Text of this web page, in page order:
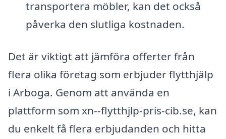
transportera möbler, kan det också
påverka den slutliga kostnaden.
Det är viktigt att jämföra offerter från
flera olika företag som erbjuder flytthjälp
i Arboga. Genom att använda en
plattform som xn--flytthjlp-pris-cib.se, kan
du enkelt få flera erbjudanden och hitta